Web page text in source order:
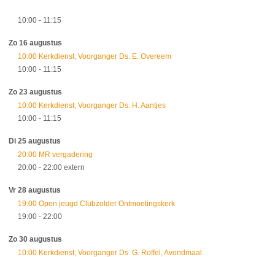
10:00 - 11:15
Zo 16 augustus
10:00 Kerkdienst; Voorganger Ds. E. Overeem
10:00 - 11:15
Zo 23 augustus
10:00 Kerkdienst; Voorganger Ds. H. Aantjes
10:00 - 11:15
Di 25 augustus
20:00 MR vergadering
20:00 - 22:00 extern
Vr 28 augustus
19:00 Open jeugd Clubzolder Ontmoetingskerk
19:00 - 22:00
Zo 30 augustus
10:00 Kerkdienst; Voorganger Ds. G. Roffel, Avondmaal